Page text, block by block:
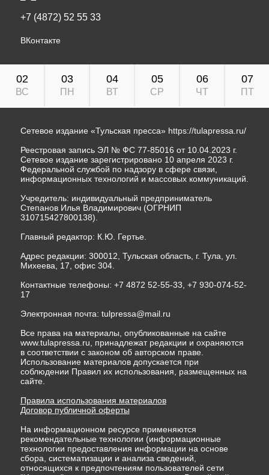
+7 (4872) 52 55 33
ВКонтакте
02
ВС
03
ПН
04
ВТ
05
СР
06
ЧТ
07
ПТ
Сетевое издание «Тульская пресса» https://tulapressa.ru/
Реестровая запись ЭЛ № ФС 77-85016 от 10.04.2023 г.
Сетевое издание зарегистрировано 10 апреля 2023 г.
Федеральной службой по надзору в сфере связи,
информационных технологий и массовых коммуникаций.
Учредитель: индивидуальный предприниматель
Степанов Илья Владимирович (ОГРНИП
310715427800138).
Главный редактор: К.Ю. Гертье.
Адрес редакции: 300012, Тульская область, г. Тула, ул.
Михеева, 17, офис 304.
Контактные телефоны: +7 4872 52-55-33, +7 930-074-52-
17
Электронная почта: tulpressa@mail.ru
Все права на материалы, опубликованные на сайте
www.tulapressa.ru, принадлежат редакции и охраняются
в соответствии с законом об авторском праве.
Использование материалов допускается при
соблюдении Правил их использования, размещенных на
сайте.
Правила использования материалов
Договор публичной оферты
На информационном ресурсе применяются
рекомендательные технологии (информационные
технологии предоставления информации на основе
сбора, систематизации и анализа сведений,
относящихся к предпочтениям пользователей сети